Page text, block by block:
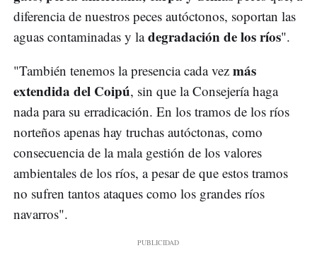
diferencia de nuestros peces autóctonos, soportan las
aguas contaminadas y ladegradación de los ríos".
"También tenemos la presencia cada vez más
extendida del Coipú, sin que la Consejería haga
nada para su erradicación. En los tramos de los ríos
norteños apenas hay truchas autóctonas, como
consecuencia de la mala gestión de los valores
ambientales de los ríos, a pesar de que estos tramos
no sufren tantos ataques como los grandes ríos
navarros".